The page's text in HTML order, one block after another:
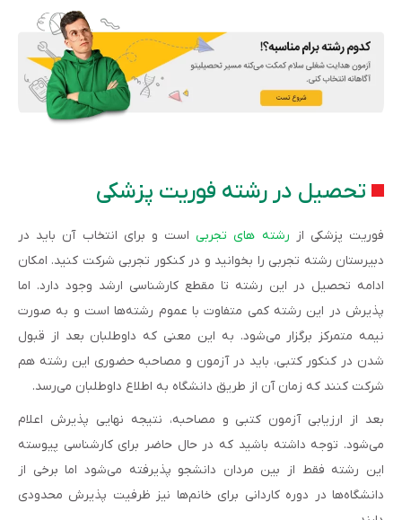
تحصیل در رشته فوریت پزشکی
فوریت پزشکی از رشته های تجربیاست و برای انتخاب آن باید در
دبیرستان رشته تجربی را بخوانید و در کنکور تجربی شرکت کنید. امکان
ادامه تحصیل در این رشته تا مقطع کارشناسی ارشد وجود دارد. اما
پذیرش در این رشته کمی متفاوت با عموم رشته‌ها است و به صورت
نیمه متمرکز برگزار می‌شود. به این معنی که داوطلبان بعد از قبول
شدن در کنکور کتبی، باید در آزمون و مصاحبه حضوری این رشته هم
شرکت کنند که زمان آن از طریق دانشگاه به اطلاع داوطلبان می‌رسد.
بعد از ارزیابی آزمون کتبی و مصاحبه، نتیجه نهایی پذیرش اعلام
می‌شود. توجه داشته باشید که در حال حاضر برای کارشناسی پیوسته
این رشته فقط از بین مردان دانشجو پذیرفته می‌شود اما برخی از
دانشگاه‌ها در دوره کاردانی برای خانم‌ها نیز ظرفیت پذیرش محدودی